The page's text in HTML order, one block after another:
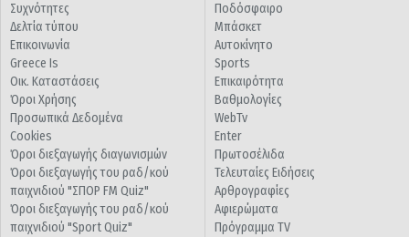
Συχνότητες
Δελτία τύπου
Επικοινωνία
Greece Is
Οικ. Καταστάσεις
Όροι Χρήσης
Προσωπικά Δεδομένα
Cookies
Όροι διεξαγωγής διαγωνισμών
Όροι διεξαγωγής του ραδ/κού
παιχνιδιού "ΣΠΟΡ FM Quiz"
Όροι διεξαγωγής του ραδ/κού
παιχνιδιού "Sport Quiz"
Ποδόσφαιρο
Μπάσκετ
Αυτοκίνητο
Sports
Επικαιρότητα
Βαθμολογίες
WebTv
Enter
Πρωτοσέλιδα
Τελευταίες Ειδήσεις
Αρθρογραφίες
Αφιερώματα
Πρόγραμμα TV